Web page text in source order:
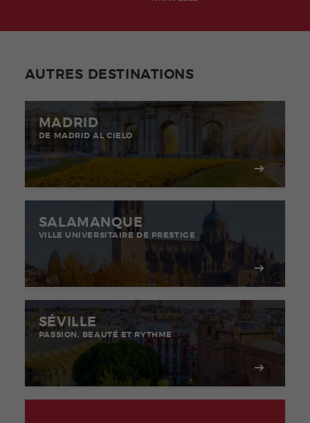
AUTRES DESTINATIONS
MADRID
DE MADRID AL CIELO
SALAMANQUE
VILLE UNIVERSITAIRE DE PRESTIGE
SÉVILLE
PASSION, BEAUTÉ ET RYTHME